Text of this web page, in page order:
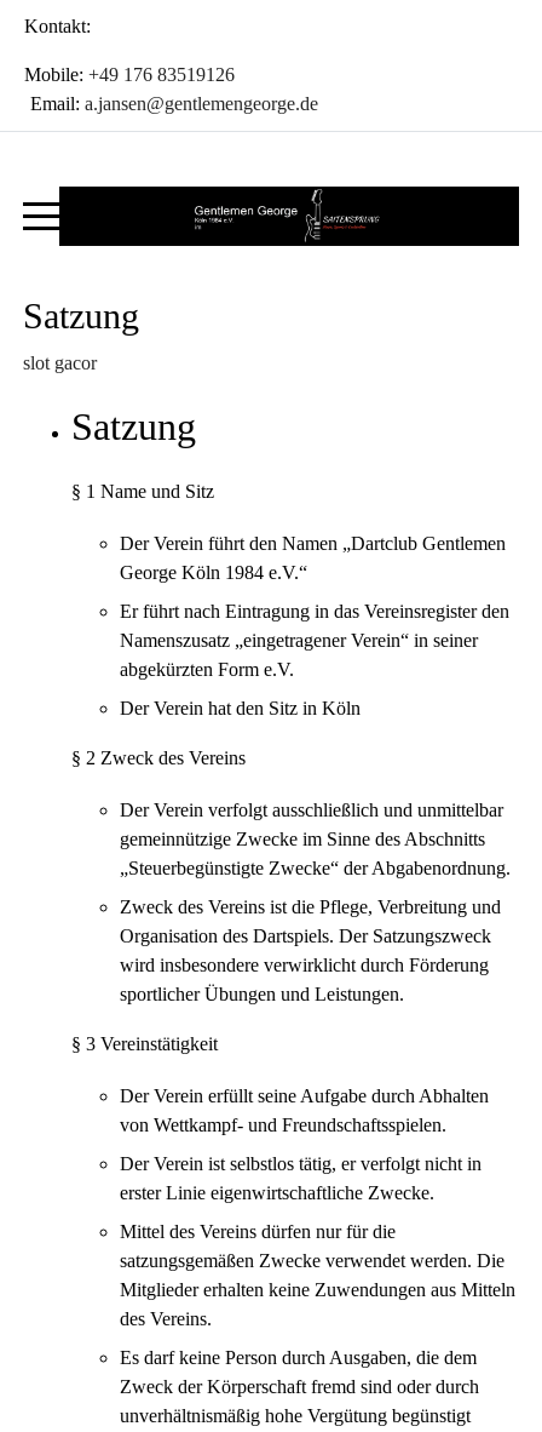
Kontakt:
Mobile: +49 176 83519126
Email: a.jansen@gentlemengeorge.de
Satzung
slot gacor
Satzung
§ 1 Name und Sitz
Der Verein führt den Namen „Dartclub Gentlemen
George Köln 1984 e.V.“
Er führt nach Eintragung in das Vereinsregister den
Namenszusatz „eingetragener Verein“ in seiner
abgekürzten Form e.V.
Der Verein hat den Sitz in Köln
§ 2 Zweck des Vereins
Der Verein verfolgt ausschließlich und unmittelbar
gemeinnützige Zwecke im Sinne des Abschnitts
„Steuerbegünstigte Zwecke“ der Abgabenordnung.
Zweck des Vereins ist die Pflege, Verbreitung und
Organisation des Dartspiels. Der Satzungszweck
wird insbesondere verwirklicht durch Förderung
sportlicher Übungen und Leistungen.
§ 3 Vereinstätigkeit
Der Verein erfüllt seine Aufgabe durch Abhalten
von Wettkampf- und Freundschaftsspielen.
Der Verein ist selbstlos tätig, er verfolgt nicht in
erster Linie eigenwirtschaftliche Zwecke.
Mittel des Vereins dürfen nur für die
satzungsgemäßen Zwecke verwendet werden. Die
Mitglieder erhalten keine Zuwendungen aus Mitteln
des Vereins.
Es darf keine Person durch Ausgaben, die dem
Zweck der Körperschaft fremd sind oder durch
unverhältnismäßig hohe Vergütung begünstigt